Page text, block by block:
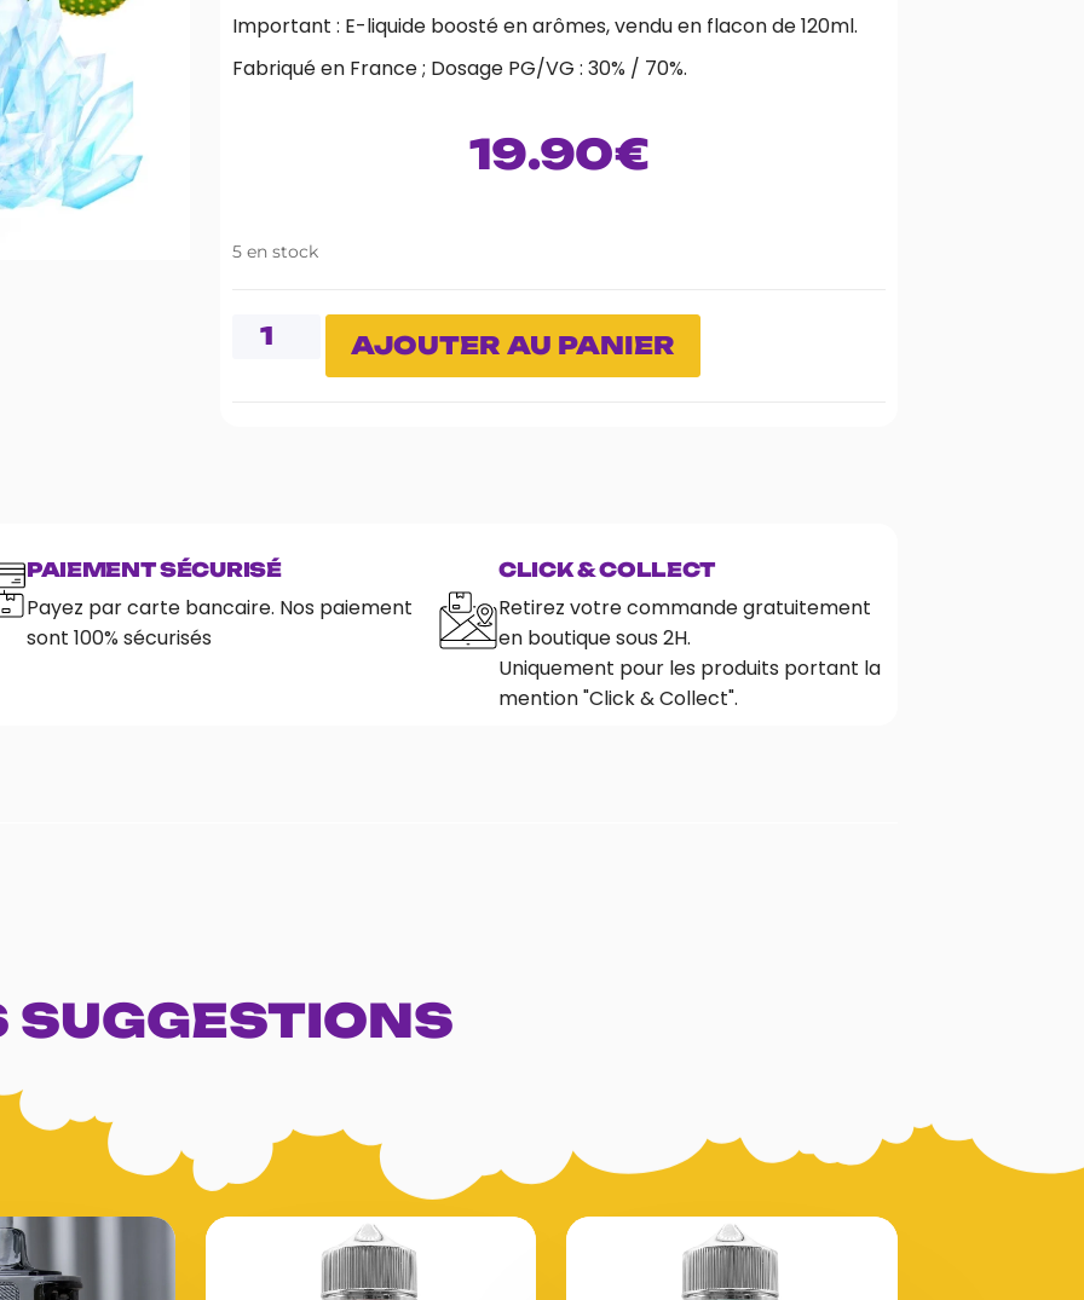
Important : E-liquide boosté en arômes, vendu en flacon de 120ml.
Fabriqué en France ; Dosage PG/VG : 30% / 70%.
19.90€
5 en stock
AJOUTER AU PANIER
PAIEMENT SÉCURISÉ
Payez par carte bancaire. Nos paiement
sont 100% sécurisés
CLICK & COLLECT
Retirez votre commande gratuitement
en boutique sous 2H.
Uniquement pour les produits portant la
mention "Click & Collect".
SUGGESTIONS